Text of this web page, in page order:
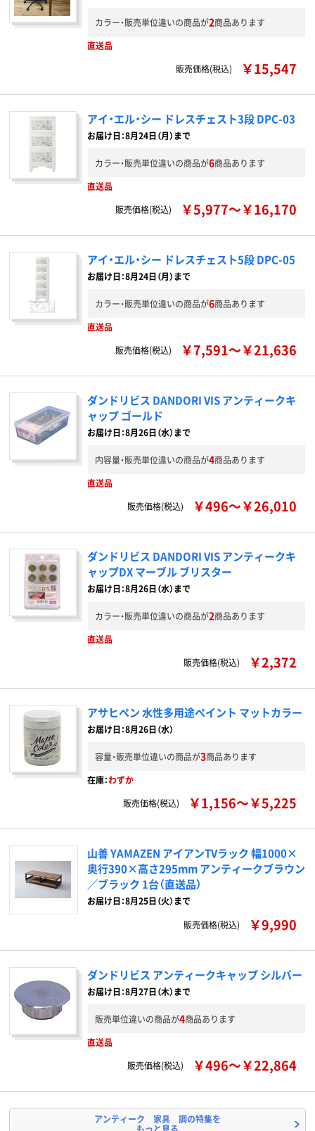
カラー・販売単位違いの商品が2商品あります
直送品
販売価格(税込)
￥15,547
アイ・エル・シー ドレスチェスト3段 DPC-03
お届け日：8月24日（月）まで
カラー・販売単位違いの商品が6商品あります
直送品
販売価格(税込)
￥5,977～￥16,170
アイ・エル・シー ドレスチェスト5段 DPC-05
お届け日：8月24日（月）まで
カラー・販売単位違いの商品が6商品あります
直送品
販売価格(税込)
￥7,591～￥21,636
ダンドリビス DANDORI VIS アンティークキ
ャップ ゴールド
お届け日：8月26日（水）まで
内容量・販売単位違いの商品が4商品あります
直送品
販売価格(税込)
￥496～￥26,010
ダンドリビス DANDORI VIS アンティークキ
ャップDX マーブル ブリスター
お届け日：8月26日（水）まで
カラー・販売単位違いの商品が2商品あります
直送品
販売価格(税込)
￥2,372
アサヒペン 水性多用途ペイント マットカラー
お届け日：8月26日（水）
容量・販売単位違いの商品が3商品あります
在庫：わずか
販売価格(税込)
￥1,156～￥5,225
山善 YAMAZEN アイアンTVラック 幅1000×
奥行390×高さ295mm アンティークブラウン
／ブラック 1台（直送品）
お届け日：8月25日（火）まで
販売価格(税込)
￥9,990
ダンドリビス アンティークキャップ シルバー
お届け日：8月27日（木）まで
販売単位違いの商品が4商品あります
直送品
販売価格(税込)
￥496～￥22,864
アンティーク 家具 調の特集を
もっと見る